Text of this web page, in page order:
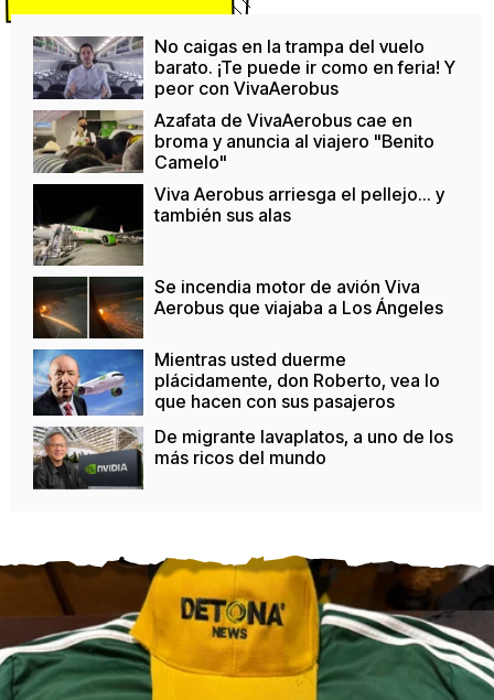
No caigas en la trampa del vuelo
barato. ¡Te puede ir como en feria! Y
peor con VivaAerobus
Azafata de VivaAerobus cae en
broma y anuncia al viajero "Benito
Camelo"
Viva Aerobus arriesga el pellejo... y
también sus alas
Se incendia motor de avión Viva
Aerobus que viajaba a Los Ángeles
Mientras usted duerme
plácidamente, don Roberto, vea lo
que hacen con sus pasajeros
De migrante lavaplatos, a uno de los
más ricos del mundo